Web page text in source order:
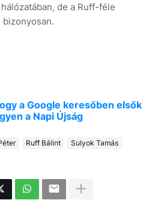
de a Ruff-féle
a Google keresőben elsők
a Napi Újság
Ruff Bálint
Sulyok Tamás